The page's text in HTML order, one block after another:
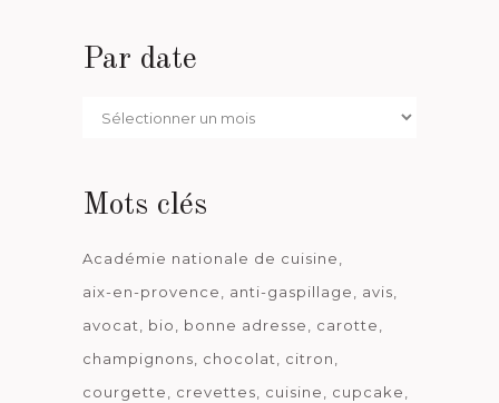
Par date
Par
Mots clés
Académie nationale de cuisine
aix-en-provence
anti-gaspillage
avis
avocat
bio bonne adresse
carotte
champignons
chocolat
citron
courgette
crevettes cuisine
cupcake